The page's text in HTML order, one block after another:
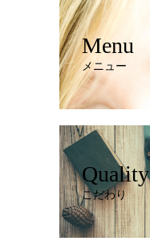
Menu
メニュー
Quality
こだわり